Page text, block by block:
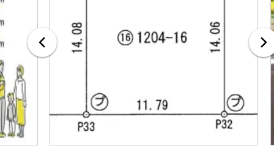
お役立ち
情報
資産活用・売却の豆知識
会社案内
スタッフ紹介
アクセス
会社概要